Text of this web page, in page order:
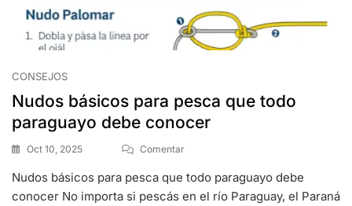
CONSEJOS
Nudos básicos para pesca que todo
paraguayo debe conocer
Oct 10, 2025 Comentar
Nudos básicos para pesca que todo paraguayo debe
conocer No importa si pescás en el río Paraguay, el Paraná